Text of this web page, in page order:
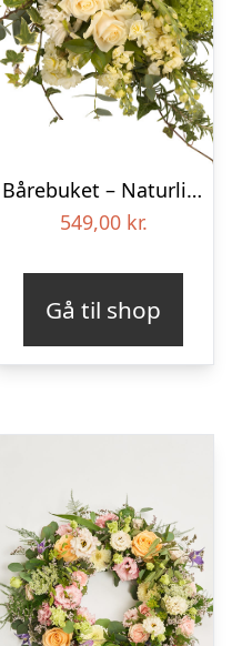
Bårebuket – Naturlig hvid
549,00 kr.
Gå til shop